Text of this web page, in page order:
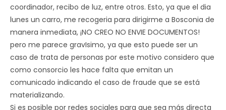
coordinador, recibo de luz, entre otros. Esto, ya que el dia
lunes un carro, me recogeria para dirigirme a Bosconia de
manera inmediata, ¡NO CREO NO ENVIE DOCUMENTOS!
pero me parece gravIsimo, ya que esto puede ser un
caso de trata de personas por este motivo considero que
como consorcio les hace falta que emitan un
comunicado indicando el caso de fraude que se está
materializando.
Si es posible por redes sociales para que sea más directa